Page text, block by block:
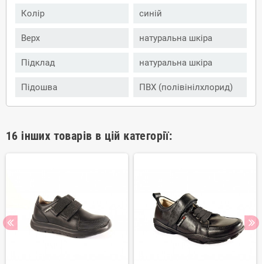
Колір синій
Верх натуральна шкіра
Підклад натуральна шкіра
Підошва ПВХ (полівінілхлорид)
16 інших товарів в цій категорії: